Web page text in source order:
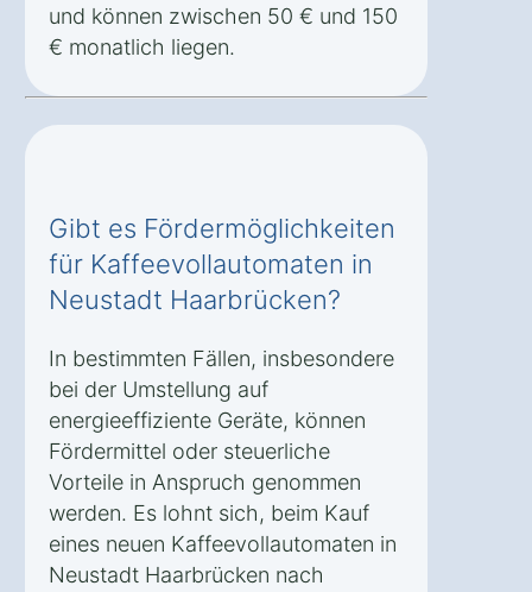
und können zwischen 50 € und 150
€ monatlich liegen.
Gibt es Fördermöglichkeiten
für Kaffeevollautomaten in
Neustadt Haarbrücken?
In bestimmten Fällen, insbesondere
bei der Umstellung auf
energieeffiziente Geräte, können
Fördermittel oder steuerliche
Vorteile in Anspruch genommen
werden. Es lohnt sich, beim Kauf
eines neuen Kaffeevollautomaten in
Neustadt Haarbrücken nach